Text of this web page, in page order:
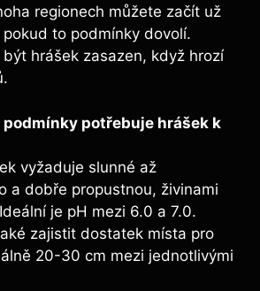
regionech můžete začít už
to podmínky dovolí.
hrášek zasazen, když hrozí
podmínky potřebuje hrášek k
vyžaduje slunné až
a dobře propustnou, živinami
je pH mezi 6.0 a 7.0.
zajistit dostatek místa pro
20-30 cm mezi jednotlivými